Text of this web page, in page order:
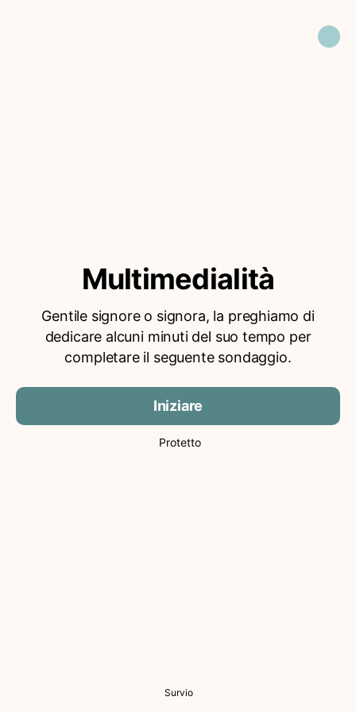
Multimedialità
Gentile signore o signora, la preghiamo di
dedicare alcuni minuti del suo tempo per
completare il seguente sondaggio.
Iniziare
Protetto
Survio